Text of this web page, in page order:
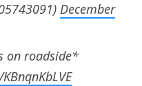
December
on roadside*